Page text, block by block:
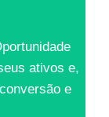
ativos e,
e